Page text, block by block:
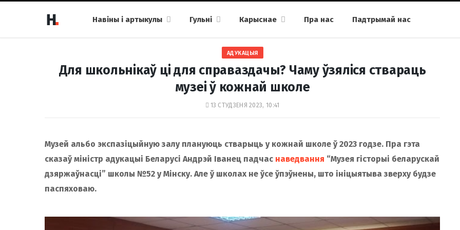
Навіны і артыкулы Гульні Карыснае Пра нас Падтрымай нас
АДУКАЦЫЯ
Для школьнікаў ці для справаздачы? Чаму ўзяліся ствараць
музеі ў кожнай школе
13 СТУДЗЕНЯ 2023, 10:41
Музей альбо экспазіцыйную залу плануюць стварыць у кожнай школе ў 2023 годзе. Пра гэта
сказаў міністр адукацыі Беларусі Андрэй Іванец падчас наведвання “Музея гісторыі беларускай
дзяржаўнасці” школы №52 у Мінску. Але ў школах не ўсе ўпэўнены, што ініцыятыва зверху будзе
паспяховаю.